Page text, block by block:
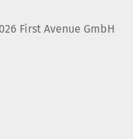
First Avenue GmbH